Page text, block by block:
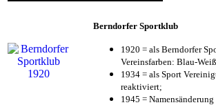
Berndorfer Sportklub
1920 = als Berndorfer
Vereinsfarben: Blau-
1934 = als Sport
reaktiviert;
1945 =